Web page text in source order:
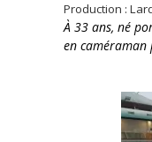
Production :
À 33 ans, né
en caméraman